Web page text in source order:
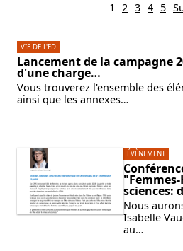
1 2 3 4 5
VIE DE L'ED
Lancement de la campagne
d'une charge…
Vous trouverez l'ensemble des
ainsi que les annexes…
ÉVÈNEMENT
sciences:
Nous
Isabelle
au…